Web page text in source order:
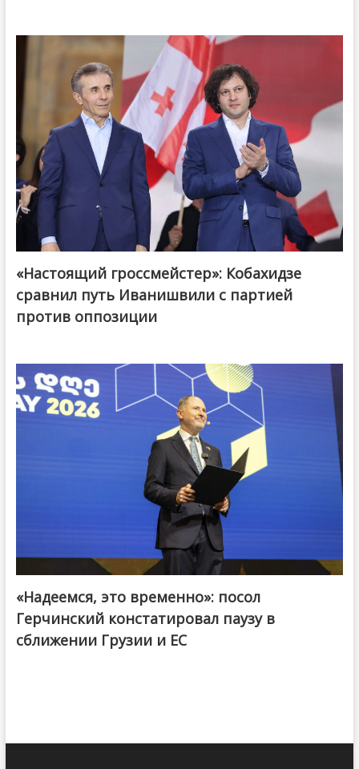
@ქართული ოცნება / Georgian Dream
«Настоящий гроссмейстер»: Кобахидзе
сравнил путь Иванишвили с партией
против оппозиции
«Надеемся, это временно»: посол
Герчинский констатировал паузу в
сближении Грузии и ЕС